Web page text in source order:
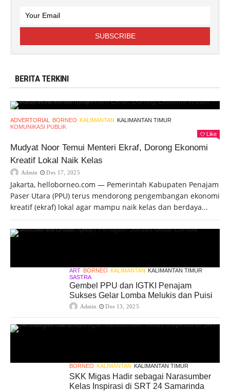
BERITA TERKINI
ADVERTORIAL BORNEO KALIMANTAN KALIMANTAN TIMUR
KOMUNIKASI PUBLIK
Like
Mudyat Noor Temui Menteri Ekraf, Dorong Ekonomi
Kreatif Lokal Naik Kelas
Admin Des 17, 2025
Jakarta, helloborneo.com — Pemerintah Kabupaten Penajam
Paser Utara (PPU) terus mendorong pengembangan ekonomi
kreatif (ekraf) lokal agar mampu naik kelas dan berdaya...
ART BORNEO KALIMANTAN KALIMANTAN TIMUR
SASTRA
Gembel PPU dan IGTKI Penajam
Sukses Gelar Lomba Melukis dan Puisi
Admin Des 13, 2025
BORNEO KALIMANTAN KALIMANTAN TIMUR
SKK Migas Hadir sebagai Narasumber
Kelas Inspirasi di SRT 24 Samarinda